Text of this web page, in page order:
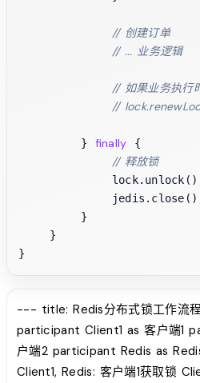
// 创建订单
// ... 业务逻辑
// 如果业务执行
//
        }
finally {
// 释放锁
        }
    }
--- title: Redis分布式锁工作流
participant Client1 as 客户端1
户端2 participant Redis as
Client1, Redis: 客户端1获取锁